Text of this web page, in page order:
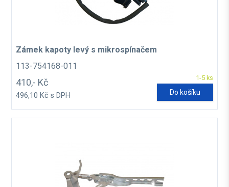
Zámek kapoty levý s mikrospínačem
113-754168-011
1-5 ks
410,- Kč
496,10 Kč s DPH Do košíku